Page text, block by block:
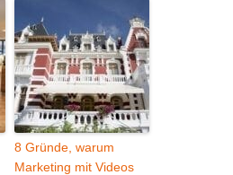
8 Gründe, warum
Marketing mit Videos